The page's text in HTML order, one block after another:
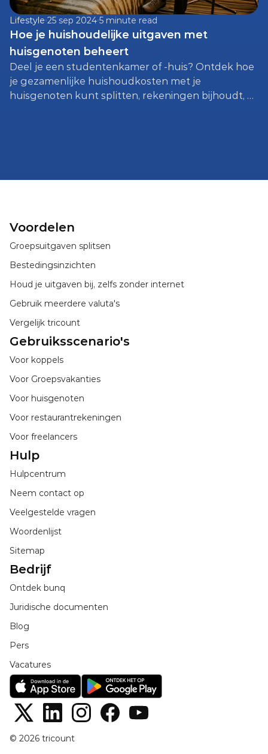
Lifestyle 25 sep 2024 5 minute read
Hoe je huishoudelijke uitgaven met
huisgenoten beheert
Deel je een studentenkamer of -huis? Ontdek hoe
je gezamenlijke huishoudkosten met je
huisgenoten kunt splitten, rekeningen bijhoudt,
Voordelen
Groepsuitgaven splitsen
Bestedingsinzichten
Houd je uitgaven bij, zelfs zonder internet
Gebruik meerdere valuta's
Vergelijk tricount
Gebruiksscenario's
Voor koppels
Voor Groepsvakanties
Voor huisgenoten
Voor restaurantrekeningen
Voor freelancers
Hulp
Hulpcentrum
Neem contact op
Veelgestelde vragen
Woordenlijst
Sitemap
Bedrijf
Ontdek bunq
Juridische documenten
Blog
Pers
Vacatures
© 2026 tricount